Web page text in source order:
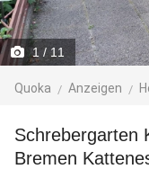
1 / 11
Quoka Anzeigen
Schrebergarten Kleingarten Parzelle in
Bremen